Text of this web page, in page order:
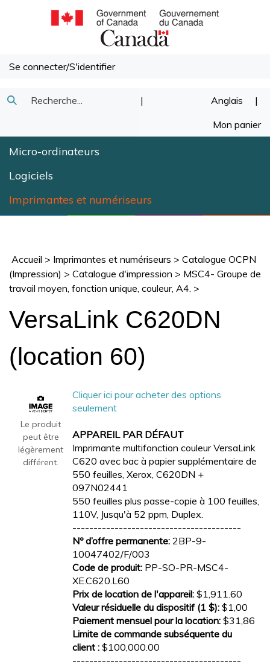
Se connecter/S'identifier
Recherche
Soumettre
recherche
| Anglais |
Mon panier
Micro-ordinateurs
Logiciels
Imprimantes et numériseurs
Accueil > Imprimantes et numériseurs > Catalogue OCPN
(Impression) > Catalogue d'impression > MSC4- Groupe de
travail moyen, fonction unique, couleur, A4. >
VersaLink C620DN
(location 60)
Le produit
peut être
légèrement
différent.
Cliquer ici pour acheter des options
seulement
APPAREIL PAR DÉFAUT
Imprimante multifonction couleur VersaLink
C620 avec bac à papier supplémentaire de
550 feuilles, Xerox, C620DN +
097N02441
550 feuilles plus passe-copie à 100 feuilles,
110V, Jusqu'à 52 ppm, Duplex.
----------------------------------------
Nº d’offre permanente: 2BP-9-
10047402/F/003
Code de produit: PP-SO-PR-MSC4-
XE.C620.L60
Prix de location de l'appareil: $1,911.60
Valeur résiduelle du dispositif (1 $): $1,00
Paiement mensuel pour la location: $31,86
Limite de commande subséquente du
client : $100,000.00
----------------------------------------